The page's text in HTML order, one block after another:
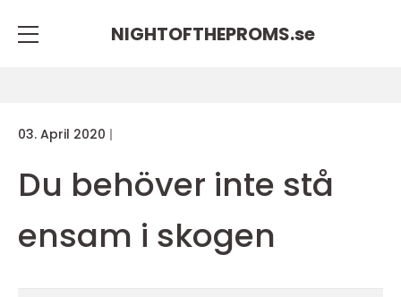
NIGHTOFTHEPROMS.se
03. April 2020
Du behöver inte stå
ensam i skogen